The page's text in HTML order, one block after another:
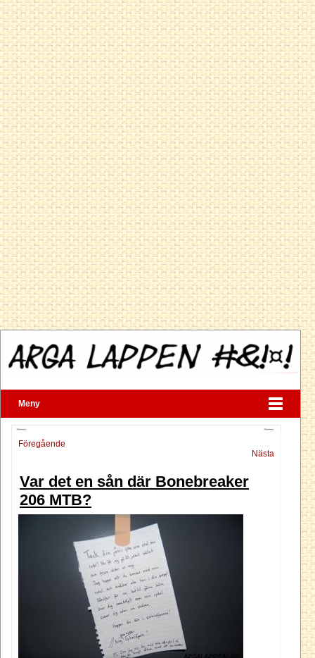
Meny
Föregående
Nästa
Var det en sån där Bonebreaker
206 MTB?